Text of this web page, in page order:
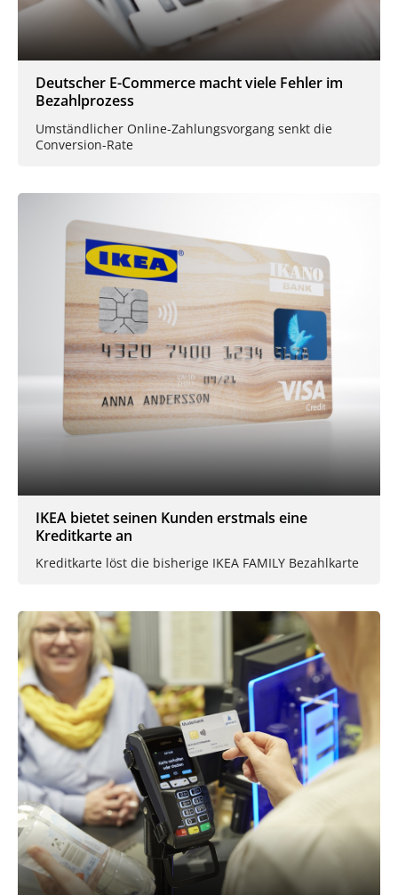
Deutscher E-Commerce macht viele Fehler im
Bezahlprozess
Umständlicher Online-Zahlungsvorgang senkt die
Conversion-Rate
IKEA bietet seinen Kunden erstmals eine
Kreditkarte an
Kreditkarte löst die bisherige IKEA FAMILY Bezahlkarte